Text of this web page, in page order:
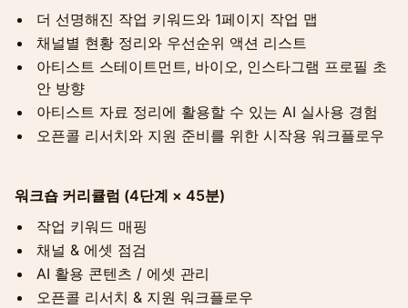
더 선명해진 작업 키워드와 1페이지 작업 맵
채널별 현황 정리와 우선순위 액션 리스트
아티스트 스테이트먼트, 바이오, 인스타그램 프로필 초
안 방향
아티스트 자료 정리에 활용할 수 있는 AI 실사용 경험
오픈콜 리서치와 지원 준비를 위한 시작용 워크플로우
워크숍 커리큘럼 (4단계 × 45분)
작업 키워드 매핑
채널 & 에셋 점검
AI 활용 콘텐츠 / 에셋 관리
오픈콜 리서치 & 지원 워크플로우